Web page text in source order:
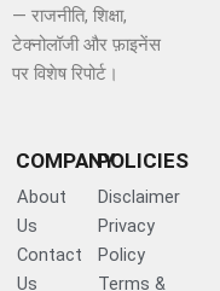
— राजनीति, शिक्षा,
टेक्नोलॉजी और फ़ाइनेंस
पर विशेष रिपोर्ट।
COMPANY
About
Us
Contact
Us
POLICIES
Disclaimer
Privacy
Policy
Terms &